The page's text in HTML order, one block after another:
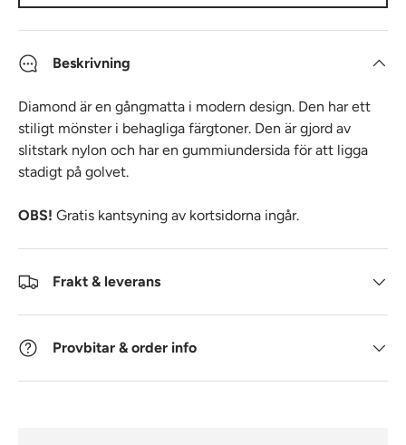
Beskrivning
Diamond är en gångmatta i modern design. Den har ett
stiligt mönster i behagliga färgtoner. Den är gjord av
slitstark nylon och har en gummiundersida för att ligga
stadigt på golvet.
OBS! Gratis kantsyning av kortsidorna ingår.
Frakt & leverans
Provbitar & order info